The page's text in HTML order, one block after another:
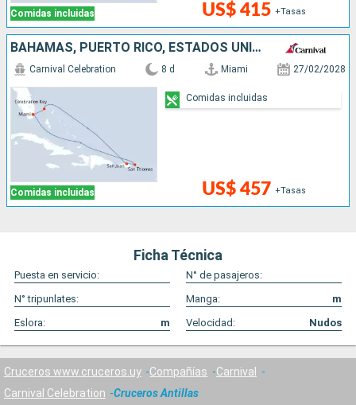
Comidas incluidas US$ 415 +Tasas
BAHAMAS, PUERTO RICO, ESTADOS UNIDOS
Comidas incluidas
Carnival Celebration 8 d Miami 27/02/2028
US$ 457 +Tasas
Comidas incluidas
Ficha Técnica
Puesta en servicio:
N° de pasajeros:
N° tripunlates:
Manga:
m
Eslora:
m Velocidad: Nudos
Cruceros www.cruceros.uy Compañías
Carnival
Carnival Celebration
Cruceros Antillas